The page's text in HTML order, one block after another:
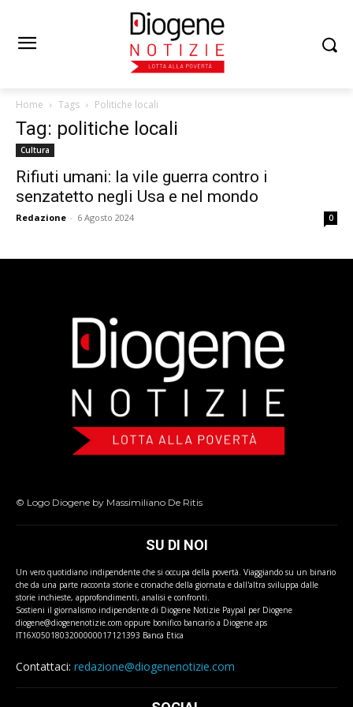
Home Tags Politiche locali
Tag: politiche locali
Cultura
Rifiuti umani: la vile guerra contro i
senzatetto negli Usa e nel mondo
Redazione - 6 Agosto 2024 0
© Logo Diogene by Massimiliano De Ritis
SU DI NOI
Un vero quotidiano indipendente che si occupa della povertà. Viaggiando su un binario
che da una parte racconta storie e cronache della giornata e dall'altra sviluppa dalle
storie inchieste, approfondimenti, analisi e confronti.
Sostieni il giornalismo indipendente di Diogene Notizie Paypal per Diogene
diogene@diogenenotizie.com oppure bonifico bancario a Diogene aps
IT16X0501803200000017121393 Banca Etica
Contattaci: redazione@diogenenotizie.com